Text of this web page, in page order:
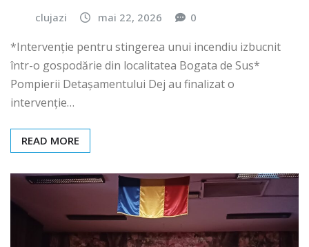
clujazi mai 22, 2026 0
*Intervenție pentru stingerea unui incendiu izbucnit
într-o gospodărie din localitatea Bogata de Sus*
Pompierii Detașamentului Dej au finalizat o
intervenție…
READ MORE